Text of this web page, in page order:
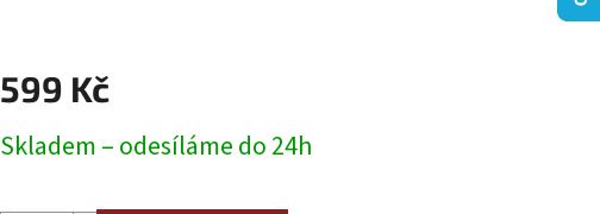
599 Kč
cena:
Skladem – odesíláme do 24h